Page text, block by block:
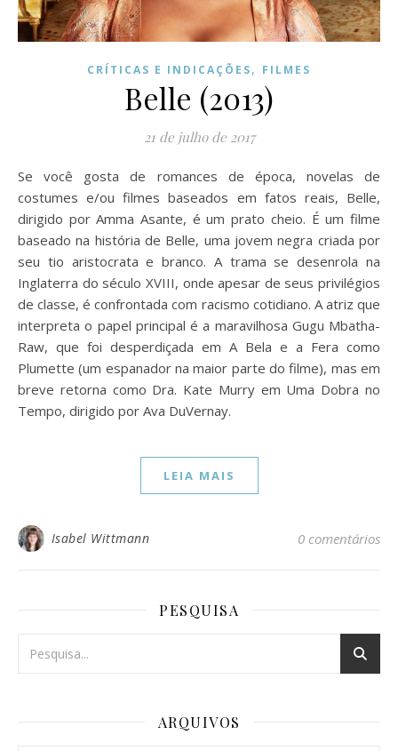
CRÍTICAS E INDICAÇÕES, FILMES
Belle (2013)
21 de julho de 2017
Se você gosta de romances de época, novelas de
costumes e/ou filmes baseados em fatos reais, Belle,
dirigido por Amma Asante, é um prato cheio. É um filme
baseado na história de Belle, uma jovem negra criada por
seu tio aristocrata e branco. A trama se desenrola na
Inglaterra do século XVIII, onde apesar de seus privilégios
de classe, é confrontada com racismo cotidiano. A atriz que
interpreta o papel principal é a maravilhosa Gugu Mbatha-
Raw, que foi desperdiçada em A Bela e a Fera como
Plumette (um espanador na maior parte do filme), mas em
breve retorna como Dra. Kate Murry em Uma Dobra no
Tempo, dirigido por Ava DuVernay.
LEIA MAIS
Isabel Wittmann 0 comentários
PESQUISA
ARQUIVOS